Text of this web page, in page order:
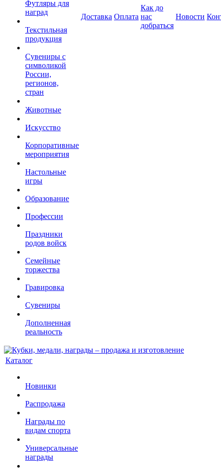
Футляры для
наград
Текстильная
продукция
Сувениры с
символикой
России,
регионов,
стран
Животные
Искусство
Корпоративные
мероприятия
Настольные
игры
Образование
Профессии
Праздники
родов войск
Семейные
торжества
Гравировка
Сувениры
Дополненная
реальность
Доставка Оплата
Как до
нас
добраться
Новости
Каталог
Новинки
Распродажа
Награды по
видам спорта
Универсальные
награды